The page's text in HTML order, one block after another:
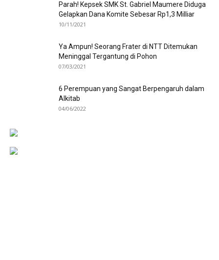
Parah! Kepsek SMK St. Gabriel Maumere Diduga
Gelapkan Dana Komite Sebesar Rp1,3 Milliar
10/11/2021
Ya Ampun! Seorang Frater di NTT Ditemukan
Meninggal Tergantung di Pohon
07/03/2021
6 Perempuan yang Sangat Berpengaruh dalam
Alkitab
04/06/2022